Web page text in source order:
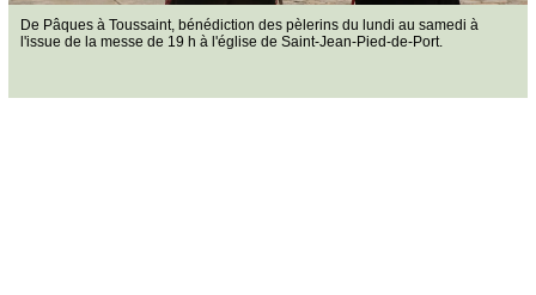
De Pâques à Toussaint, bénédiction des pèlerins du lundi au samedi à
l'issue de la messe de 19 h à l'église de Saint-Jean-Pied-de-Port.